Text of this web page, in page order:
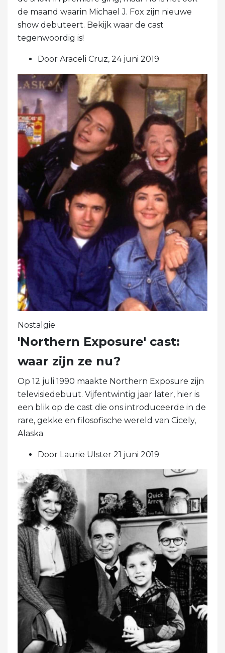
de maand waarin Michael J. Fox zijn nieuwe
show debuteert. Bekijk waar de cast
tegenwoordig is!
Door Araceli Cruz, 24 juni 2019
Nostalgie
'Northern Exposure' cast:
waar zijn ze nu?
Op 12 juli 1990 maakte Northern Exposure zijn
televisiedebuut. Vijfentwintig jaar later, hier is
een blik op de cast die ons introduceerde in de
rare, gekke en filosofische wereld van Cicely,
Alaska
Door Laurie Ulster 21 juni 2019